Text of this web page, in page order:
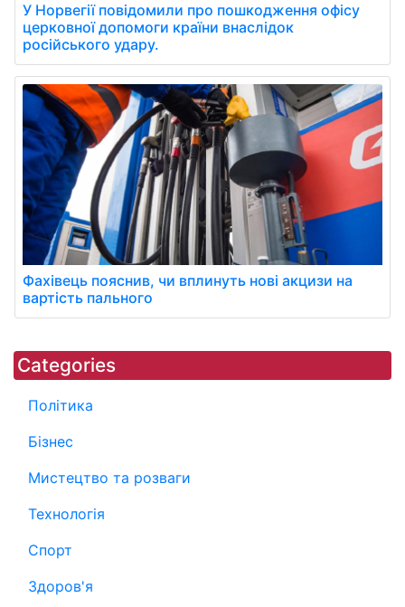
У Норвегії повідомили про пошкодження офісу
церковної допомоги країни внаслідок
російського удару.
Фахівець пояснив, чи вплинуть нові акцизи на
вартість пального
Categories
Політика
Бізнес
Мистецтво та розваги
Технологія
Спорт
Здоров'я